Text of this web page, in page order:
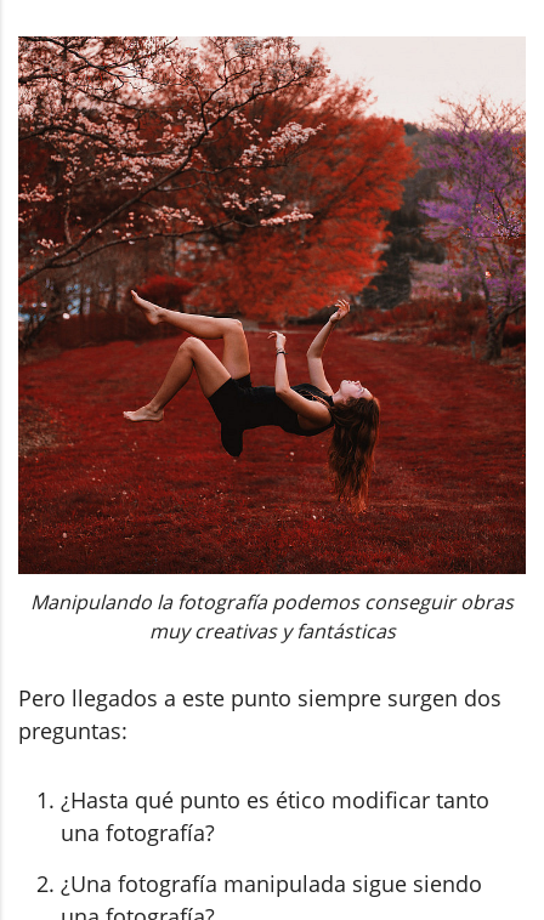
Manipulando la fotografía podemos conseguir obras
muy creativas y fantásticas
Pero llegados a este punto siempre surgen dos
preguntas:
¿Hasta qué punto es ético modificar tanto
una fotografía?
¿Una fotografía manipulada sigue siendo